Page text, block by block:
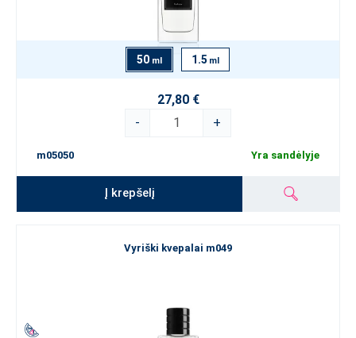
50 ml 1.5 ml
27,80 €
-
+
m05050 Yra sandėlyje
Į krepšelį
Vyriški kvepalai m049